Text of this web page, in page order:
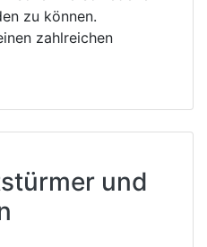
zu können.
zahlreichen
und